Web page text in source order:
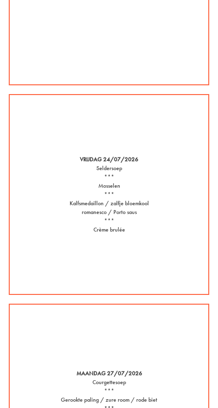
VRIJDAG 24/07/2026
Seldersoep
***
Mosselen
***
Kalfsmedaillon / zalfje bloemkool
romanesco / Porto saus
***
Crème brulée
MAANDAG 27/07/2026
Courgettesoep
***
Gerookte paling / zure room / rode biet